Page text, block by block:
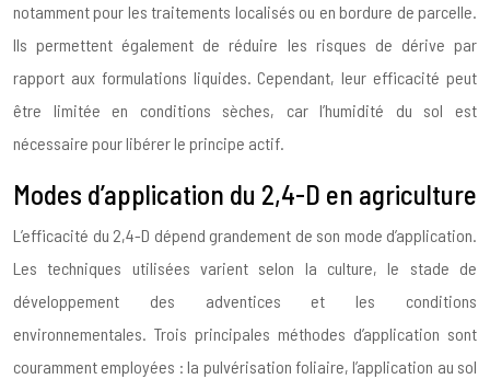
notamment pour les traitements localisés ou en bordure de parcelle.
Ils permettent également de réduire les risques de dérive par
rapport aux formulations liquides. Cependant, leur efficacité peut
être limitée en conditions sèches, car l’humidité du sol est
nécessaire pour libérer le principe actif.
Modes d’application du 2,4-D en agriculture
L’efficacité du 2,4-D dépend grandement de son mode d’application.
Les techniques utilisées varient selon la culture, le stade de
développement des adventices et les conditions
environnementales. Trois principales méthodes d’application sont
couramment employées : la pulvérisation foliaire, l’application au sol